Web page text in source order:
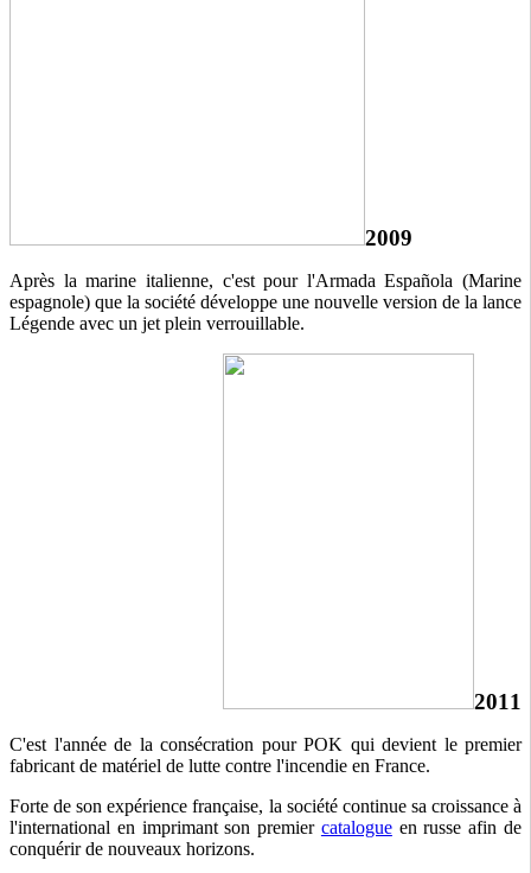
2009
Après la marine italienne, c'est pour l'Armada Española (Marine
espagnole) que la société développe une nouvelle version de la lance
Légende avec un jet plein verrouillable.
2011
C'est l'année de la consécration pour POK qui devient le premier
fabricant de matériel de lutte contre l'incendie en France.
Forte de son expérience française, la société continue sa croissance à
l'international en imprimant son premier catalogueen russe afin de
conquérir de nouveaux horizons.